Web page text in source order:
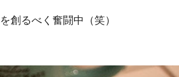
創るべく奮闘中（笑）